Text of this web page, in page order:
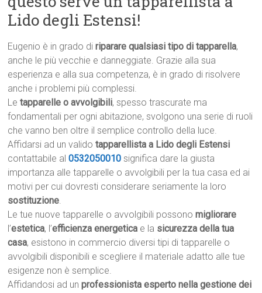
Lido degli Estensi!
Eugenio è in grado diriparare qualsiasi tipo di tapparella,
anche le più vecchie e danneggiate. Grazie alla sua
esperienza e alla sua competenza, è in grado di risolvere
anche i problemi più complessi.
Letapparelle o avvolgibili, spesso trascurate ma
fondamentali per ogni abitazione, svolgono una serie di ruoli
che vanno ben oltre il semplice controllo della luce.
Affidarsi ad un validotapparellista a Lido degli Estensi
contattabile al0532050010 significa dare la giusta
importanza alle tapparelle o avvolgibili per la tua casa ed ai
motivi per cui dovresti considerare seriamente la loro
sostituzione.
Le tue nuove tapparelle o avvolgibili possonomigliorare
l’estetica, l’efficienza energetica e la sicurezza della tua
casa, esistono in commercio diversi tipi di tapparelle o
avvolgibili disponibili e scegliere il materiale adatto alle tue
esigenze non è semplice.
Affidandosi ad unprofessionista esperto nella gestione dei